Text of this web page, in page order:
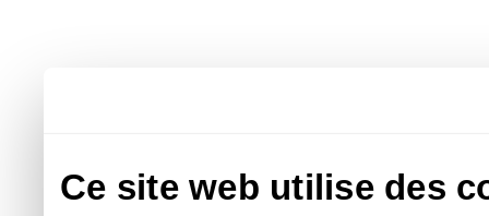
Ce site web utilise des